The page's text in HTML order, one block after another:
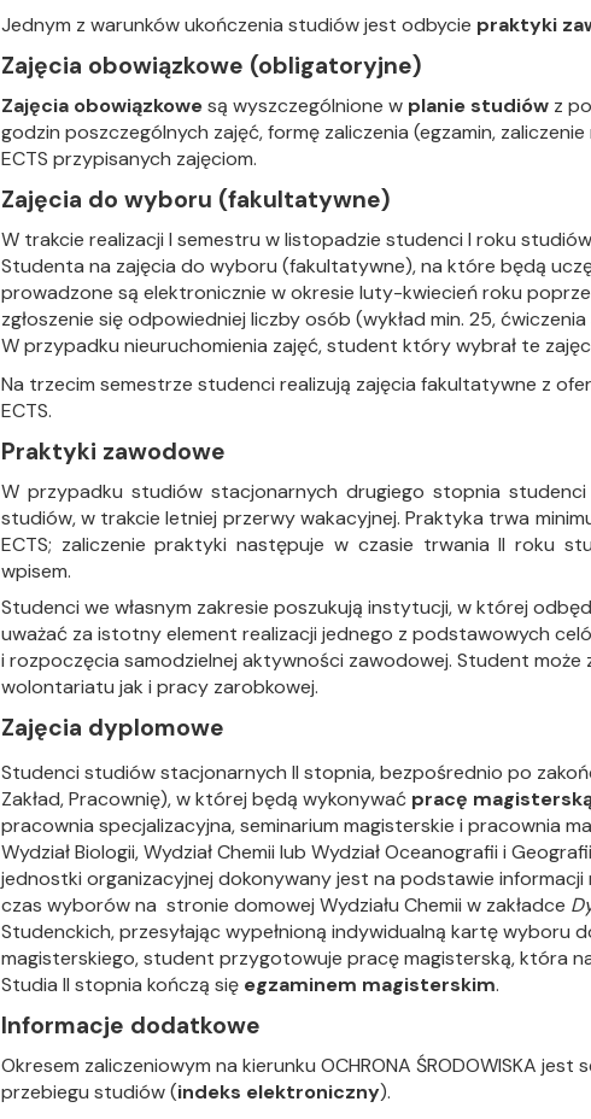
Jednym z warunków ukończenia studiów jest odbycie praktyki
Zajęcia obowiązkowe (obligatoryjne)
Zajęcia obowiązkowesą wyszczególnione w planie studiówz
godzin poszczególnych zajęć, formę zaliczenia (egzamin,
ECTS przypisanych zajęciom.
Zajęcia do wyboru (fakultatywne)
W trakcie realizacji I semestru w listopadzie studenci I roku
Studenta na zajęcia do wyboru (fakultatywne), na które będą
prowadzone są elektronicznie w okresie luty-kwiecień roku
zgłoszenie się odpowiedniej liczby osób (wykład min. 25,
W przypadku nieuruchomienia zajęć, student który wybrał te
Na trzecim semestrze studenci realizują zajęcia fakultatywne z
ECTS.
Praktyki zawodowe
W przypadku studiów stacjonarnych drugiego stopnia
studiów, w trakcie letniej przerwy wakacyjnej. Praktyka trwa
ECTS; zaliczenie praktyki następuje w czasie trwania II roku
wpisem.
Studenci we własnym zakresie poszukują instytucji, w której
uważać za istotny element realizacji jednego z podstawowych
i rozpoczęcia samodzielnej aktywności zawodowej. Student
wolontariatu jak i pracy zarobkowej.
Zajęcia dyplomowe
Studenci studiów stacjonarnych II stopnia, bezpośrednio po
Zakład, Pracownię), w której będą wykonywać pracę
pracownia specjalizacyjna, seminarium magisterskie i pracownia
Wydział Biologii, Wydział Chemii lub Wydział Oceanografii i
jednostki organizacyjnej dokonywany jest na podstawie
czas wyborów na stronie domowej Wydziału Chemii w zakładce
Studenckich, przesyłając wypełnioną indywidualną kartę wyboru
magisterskiego, student przygotowuje pracę magisterską, która
Studia II stopnia kończą się egzaminem magisterskim.
Informacje dodatkowe
Okresem zaliczeniowym na kierunku OCHRONA ŚRODOWISKA
przebiegu studiów (indeks elektroniczny).